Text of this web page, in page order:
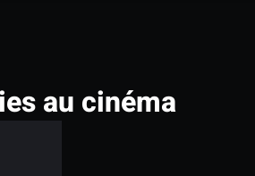
au cinéma